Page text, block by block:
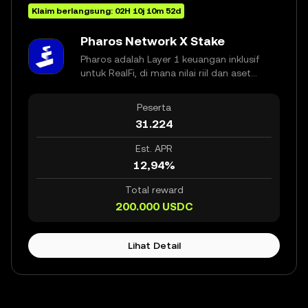
Klaim berlangsung: 02H 10j 10m 52d
Pharos Network X Stake
Pharos adalah Layer 1 keuangan inklusif
untuk RealFi, di mana nilai riil dan aset
terdesentralisasi, menjadi infrastruktur
baru keuangan global untuk semua.
modular, eksekusi paralel dalam, dan
kepatuhan bawaan untuk mendukung
Peserta
31.224
Est. APR
12,94%
Total reward
200.000 USDC
Lihat Detail